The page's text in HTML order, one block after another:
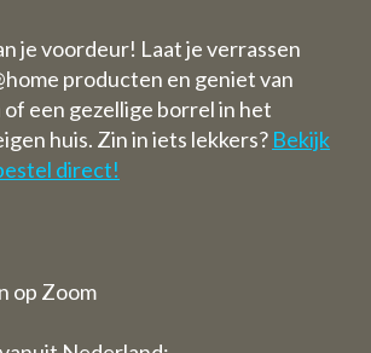
je voordeur! Laat je verrassen
producten en geniet van
een gezellige borrel in het
huis. Zin in iets lekkers? Bekijk
direct!
op Zoom